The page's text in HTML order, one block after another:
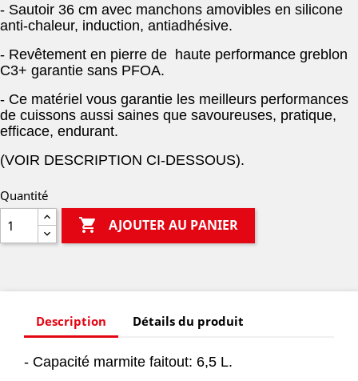
- Sautoir 36 cm avec manchons amovibles en silicone
anti-chaleur, induction, antiadhésive.
- Revêtement en pierre de haute performance greblon
C3+ garantie sans PFOA.
- Ce matériel vous garantie les meilleurs performances
de cuissons aussi saines que savoureuses, pratique,
efficace, endurant.
(VOIR DESCRIPTION CI-DESSOUS).
Quantité
 AJOUTER AU PANIER
Description Détails du produit
- Capacité marmite faitout: 6,5 L.